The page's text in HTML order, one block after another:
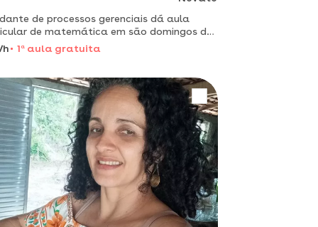
de processos gerenciais dá aula
de matemática em são domingos do
pará
h 1 aaula gratuita